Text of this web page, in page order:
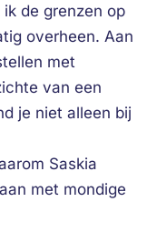
de grenzen op
overheen. Aan
met
van een
je niet alleen bij
Saskia
met mondige